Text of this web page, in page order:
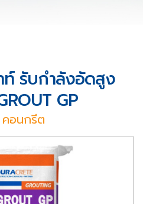
ท์ รับกำลังอัดสูง
GP
อนกรีต